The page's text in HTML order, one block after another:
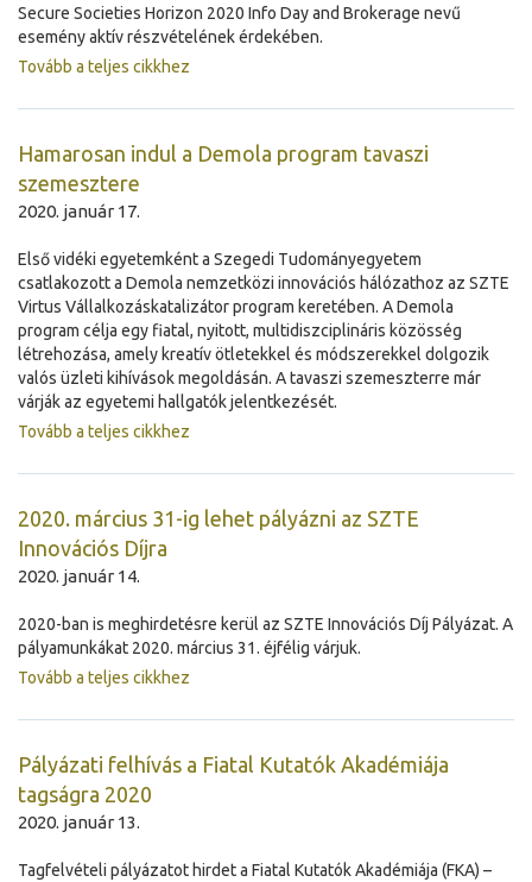
Secure Societies Horizon 2020 Info Day and Brokerage nevű
esemény aktív részvételének érdekében.
Tovább a teljes cikkhez
Hamarosan indul a Demola program tavaszi
szemesztere
2020. január 17.
Első vidéki egyetemként a Szegedi Tudományegyetem
csatlakozott a Demola nemzetközi innovációs hálózathoz az SZTE
Virtus Vállalkozáskatalizátor program keretében. A Demola
program célja egy fiatal, nyitott, multidiszciplináris közösség
létrehozása, amely kreatív ötletekkel és módszerekkel dolgozik
valós üzleti kihívások megoldásán. A tavaszi szemeszterre már
várják az egyetemi hallgatók jelentkezését.
Tovább a teljes cikkhez
2020. március 31-ig lehet pályázni az SZTE
Innovációs Díjra
2020. január 14.
2020-ban is meghirdetésre kerül az SZTE Innovációs Díj Pályázat. A
pályamunkákat 2020. március 31. éjfélig várjuk.
Tovább a teljes cikkhez
Pályázati felhívás a Fiatal Kutatók Akadémiája
tagságra 2020
2020. január 13.
Tagfelvételi pályázatot hirdet a Fiatal Kutatók Akadémiája (FKA) –